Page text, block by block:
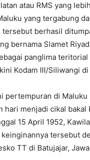
atau RMS yang
yang tergabung
berhasil
bernama Slamet
panglima
Kodam III/Siliwangi di
pertempuran di
menjadi cikal bakal
15 April 1952,
tersebut
TT di Batujajar,